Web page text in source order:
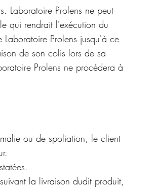
Laboratoire Prolens ne peut
qui rendrait l'exécution du
Prolens jusqu'à ce
de son colis lors de sa
Prolens ne procédera à
ou de spoliation, le client
la livraison dudit produit,